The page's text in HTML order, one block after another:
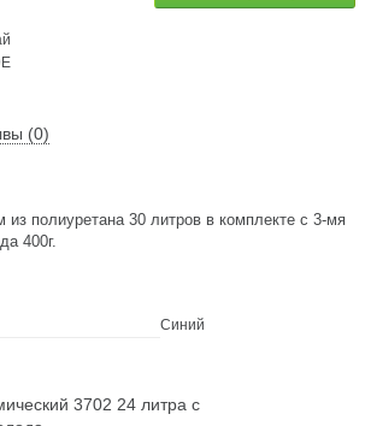
(0)
из полиуретана 30 литров в комплекте с 3-мя
400г.
Синий
3702 24 литра с